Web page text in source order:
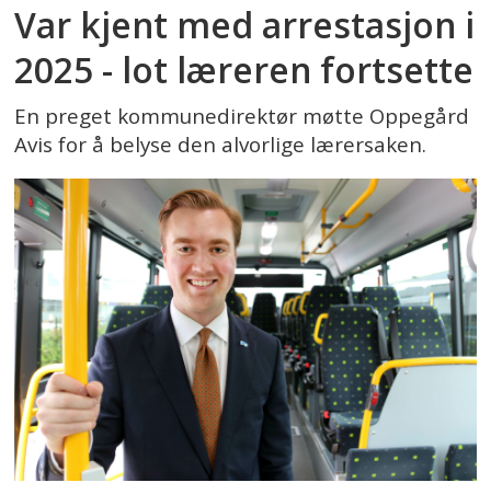
Var kjent med arrestasjon i
2025 - lot læreren fortsette
En preget kommunedirektør møtte Oppegård
Avis for å belyse den alvorlige lærersaken.